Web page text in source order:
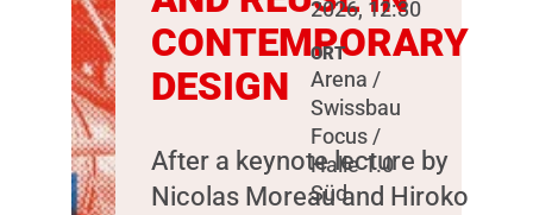
CONTEMPORARY
DESIGN
After a keynote lecture by
Nicolas Moreau and Hiroko
2026, 12:30
ORT
Arena /
Swissbau
Focus /
Halle 1.0
Süd